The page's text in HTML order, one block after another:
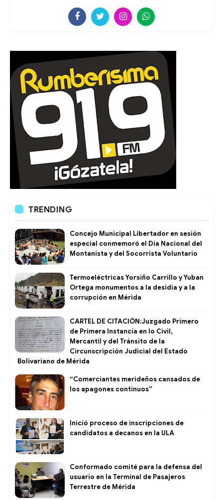
TRENDING
Concejo Municipal Libertador en sesión
especial conmemoró el Dia Nacional del
Montanista y del Socorrista Voluntario
Termoeléctricas Yorsiño Carrillo y Yuban
Ortega monumentos a la desidia y a la
corrupción en Mérida
CARTEL DE CITACIÓN:Juzgado Primero
de Primera Instancia en lo Civil,
Mercantil y del Tránsito de la
Circunscripción Judicial del Estado
Bolivariano de Mérida
“Comerciantes merideños cansados de
los apagones continuos”
Inició proceso de inscripciones de
candidatos a decanos en la ULA
Conformado comité para la defensa del
usuario en la Terminal de Pasajeros
Terrestre de Mérida